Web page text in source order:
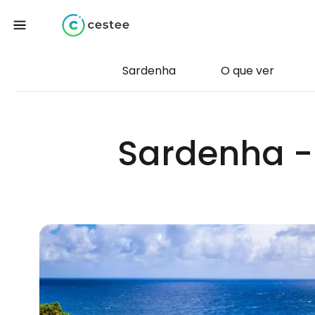
Sardenha O que ver
Sardenha